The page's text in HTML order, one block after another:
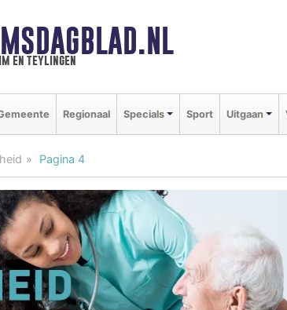
en teylingen
Regionaal Specials Sport Uitgaan
Pagina 4